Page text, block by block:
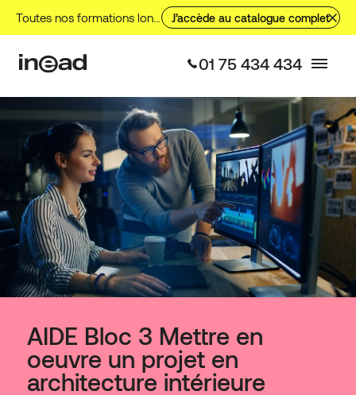
J’accède au catalogue complet
01 75 434 434
AIDE Bloc 3 Mettre en
oeuvre un projet en
architecture intérieure